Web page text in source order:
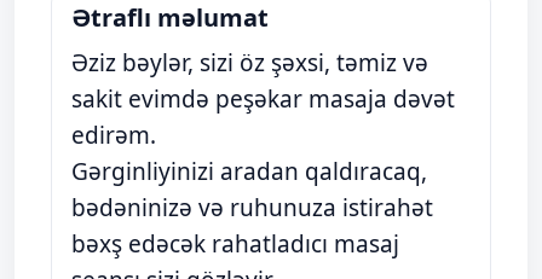
Ətraflı məlumat
Əziz bəylər, sizi öz şəxsi, təmiz və
sakit evimdə peşəkar masaja dəvət
edirəm.
Gərginliyinizi aradan qaldıracaq,
bədəninizə və ruhunuza istirahət
bəxş edəcək rahatladıcı masaj